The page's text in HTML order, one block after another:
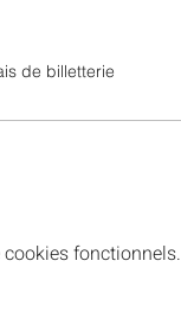
de billetterie
fonctionnels.